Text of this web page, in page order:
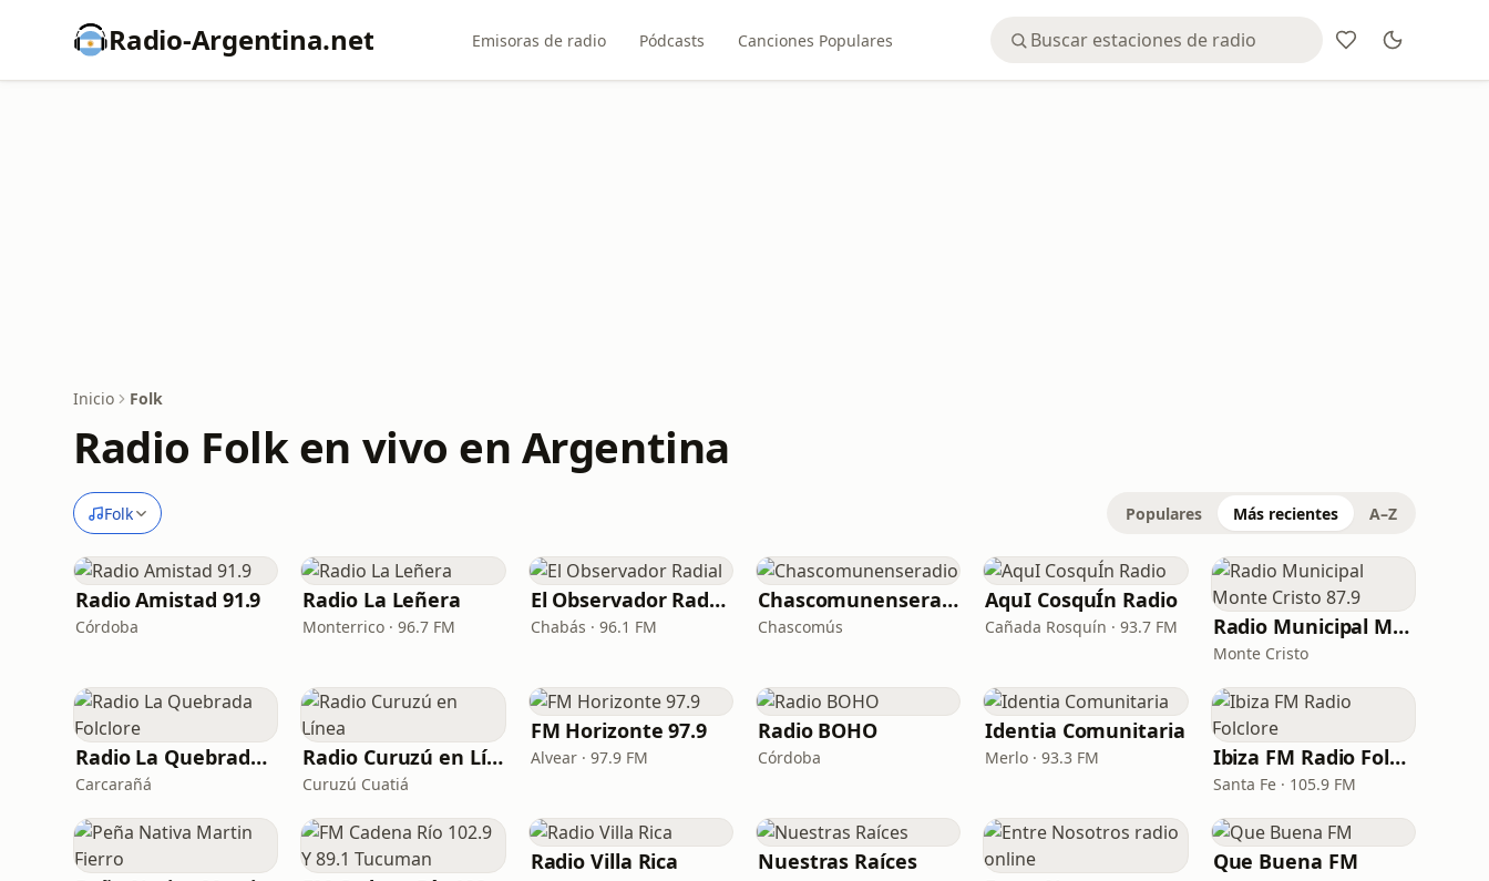
Radio-Argentina.net Emisoras de radio Pódcasts Canciones Populares
Inicio Folk
Radio Folk en vivo en Argentina
Folk Populares Más recientes A–Z
Radio Amistad 91.9
Córdoba
Radio La Leñera
Monterrico · 96.7 FM
El Observador Radial
Chabás · 96.1 FM
Chascomunenseradio
Chascomús
AquI CosquÍn Radio
Cañada Rosquín · 93.7 FM Radio Municipal Monte Cristo 87.9
Monte Cristo
Radio La Quebrada Folclore
Carcarañá
Radio Curuzú en Línea
Curuzú Cuatiá
FM Horizonte 97.9
Alvear · 97.9 FM
Radio BOHO
Córdoba
Identia Comunitaria
Merlo · 93.3 FM Ibiza FM Radio Folclore
Santa Fe · 105.9 FM
Radio Villa Rica Nuestras Raíces Que Buena FM